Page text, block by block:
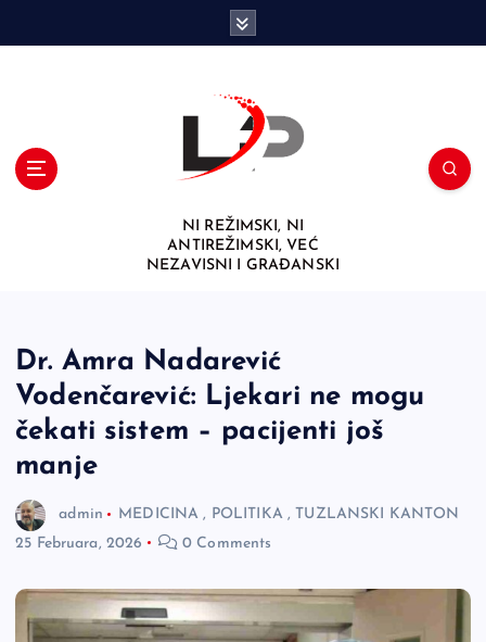
NI REŽIMSKI, NI
ANTIREŽIMSKI, VEĆ
NEZAVISNI I GRAĐANSKI
Dr. Amra Nadarević
Vodenčarević: Ljekari ne mogu
čekati sistem – pacijenti još
manje
admin MEDICINA , POLITIKA, TUZLANSKI KANTON
25 Februara, 2026
0 Comments